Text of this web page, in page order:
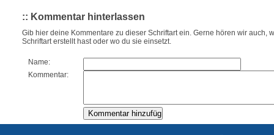
:: Kommentar hinterlassen
Gib hier deine Kommentare zu dieser Schriftart ein. Gerne hören wir auch,
Schriftart erstellt hast oder wo du sie einsetzt.
Name:
Kommentar: